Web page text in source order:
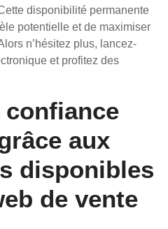
disponibilité permanente
potentielle et de maximiser
n’hésitez plus, lancez-
et profitez des
aux
disponibles
de vente